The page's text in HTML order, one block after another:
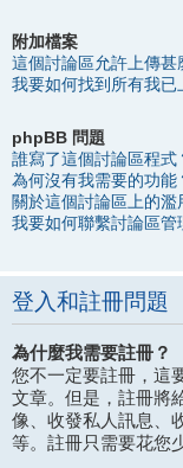
附加檔案
這個討論區允許上傳甚
我要如何找到所有我已
phpBB 問題
誰寫了這個討論區程式
為何沒有我需要的功能
關於這個討論區上的
我要如何聯繫討論區管
登入和註冊問題
為什麼我需要註冊？
您不一定要註冊，這
文章。但是，註冊將
像、收發私人訊息、
等。註冊只需要花您